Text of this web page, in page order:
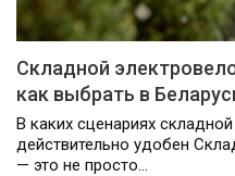
Складной
как выбрать в
В каких сценариях
действительно удобен
— это не просто…